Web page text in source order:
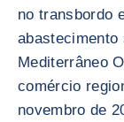
no transbordo
abastecimento
Mediterrâneo
comércio
novembro de